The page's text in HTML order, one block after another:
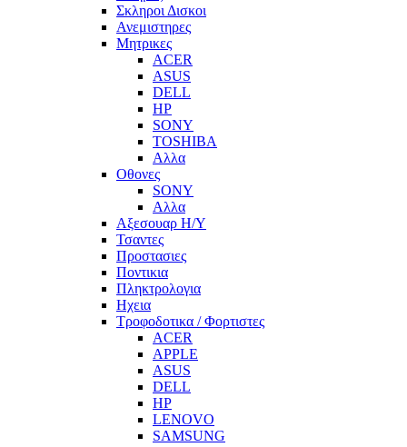
Σκληροι Δισκοι
Ανεμιστηρες
Μητρικες
ACER
ASUS
DELL
HP
SONY
TOSHIBA
Αλλα
Οθονες
SONY
Αλλα
Αξεσουαρ Η/Υ
Τσαντες
Προστασιες
Ποντικια
Πληκτρολογια
Ηχεια
Τροφοδοτικα / Φορτιστες
ACER
APPLE
ASUS
DELL
HP
LENOVO
SAMSUNG